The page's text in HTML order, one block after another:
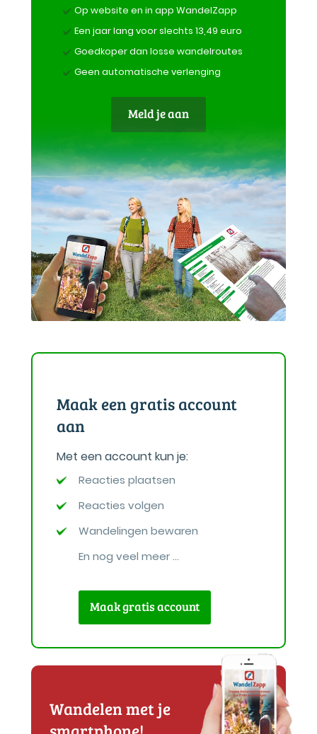
Op website en in app WandelZapp
Een jaar lang voor slechts 13,49 euro
Goedkoper dan losse wandelroutes
Geen automatische verlenging
Meld je aan
Maak een gratis account
aan
Met een account kun je:
Reacties plaatsen
Reacties volgen
Wandelingen bewaren
En nog veel meer ...
Maak gratis account
Wandelen met je